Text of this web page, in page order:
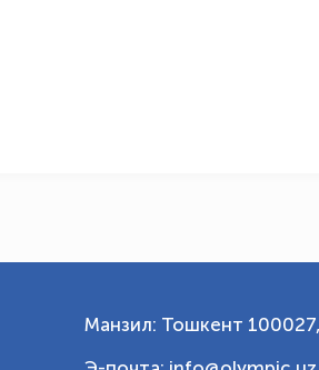
Манзил: Тошкент